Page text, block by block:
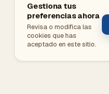
Gestiona tus
preferencias ahora
Revisa o modifica las
cookies que has
aceptado en este sitio.